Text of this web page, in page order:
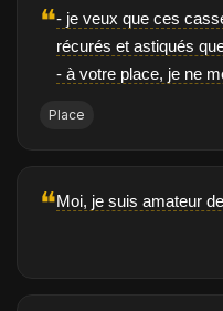
❝- je veux que ces
récurés et astiqués
- à votre place, je ne
Place
❝Moi, je suis amateur